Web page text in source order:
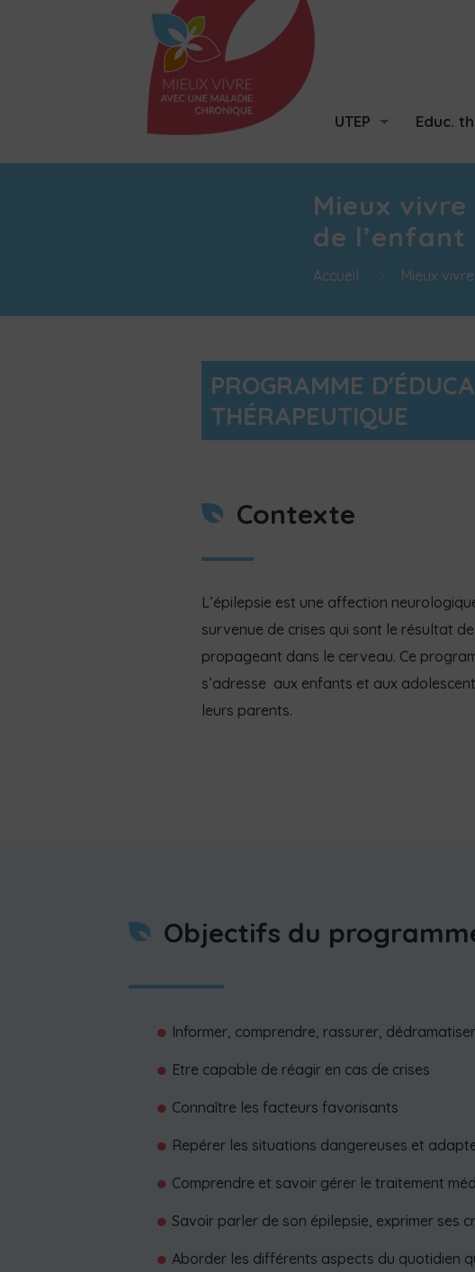
UTEP Educ.
Mieux
de
Accueil Mieux
PROGRAMME
THÉRAPEUTIQUE
Contexte
L’épilepsie est une affection
survenue de crises qui sont le résultat
propageant dans le cerveau. Ce
s’adresse aux enfants et aux
leurs parents.
Objectifs du
Informer, comprendre, rassurer,
Etre capable de réagir en cas de crises
Connaître les facteurs favorisants
Repérer les situations dangereuses et
Comprendre et savoir gérer le traitement
Savoir parler de son épilepsie, exprimer ses
Aborder les différents aspects du quotidien